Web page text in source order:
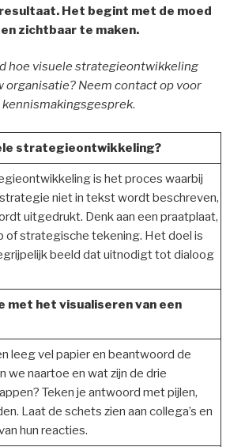
Het begint met de moed
zichtbaar te maken.
hoe visuele strategieontwikkeling
organisatie? Neem contact op voor
.
strategieontwikkeling?
is het proces waarbij
niet in tekst wordt beschreven,
uitgedrukt. Denk aan een praatplaat,
of strategische tekening. Het doel is
beeld dat uitnodigt tot dialoog
met het visualiseren van een
leeg vel papier en beantwoord de
we naartoe en wat zijn de drie
Teken je antwoord met pijlen,
Laat de schets zien aan collega’s en
hun reacties.